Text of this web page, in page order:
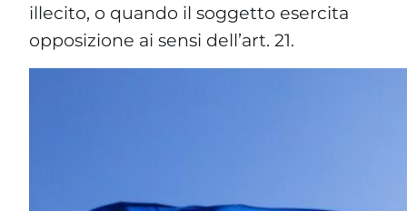
illecito, o quando il soggetto esercita
opposizione ai sensi dell’art. 21.